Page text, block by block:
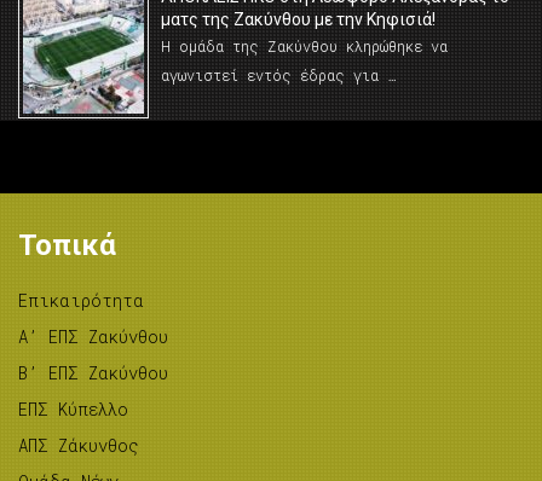
ματς της Ζακύνθου με την Κηφισιά!
Η ομάδα της Ζακύνθου κληρώθηκε να
αγωνιστεί εντός έδρας για …
Τοπικά
Επικαιρότητα
A’ ΕΠΣ Ζακύνθου
B’ ΕΠΣ Ζακύνθου
ΕΠΣ Κύπελλο
ΑΠΣ Ζάκυνθος